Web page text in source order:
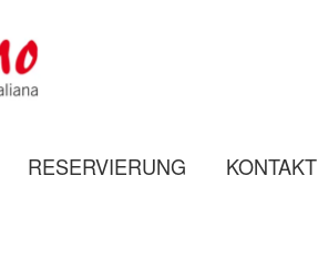
T
O
RESERVIERUNG KONTAKT